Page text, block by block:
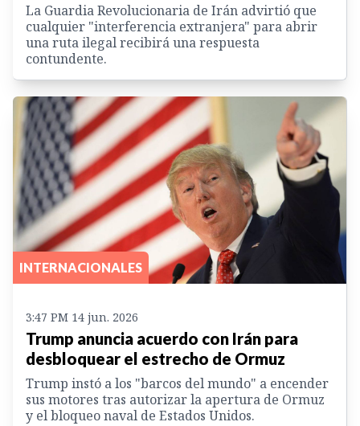
La Guardia Revolucionaria de Irán advirtió que
cualquier "interferencia extranjera" para abrir
una ruta ilegal recibirá una respuesta
contundente.
INTERNACIONALES
3:47 PM 14 jun. 2026
Trump anuncia acuerdo con Irán para
desbloquear el estrecho de Ormuz
Trump instó a los "barcos del mundo" a encender
sus motores tras autorizar la apertura de Ormuz
y el bloqueo naval de Estados Unidos.